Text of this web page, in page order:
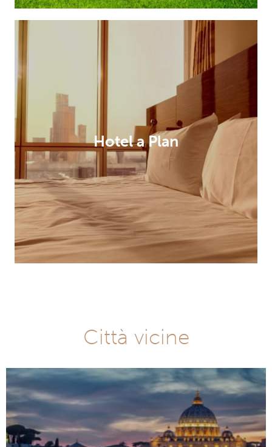
Hotel a Plan
Città vicine